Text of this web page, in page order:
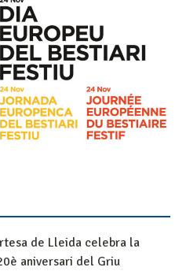
de Lleida celebra la
aniversari del Griu